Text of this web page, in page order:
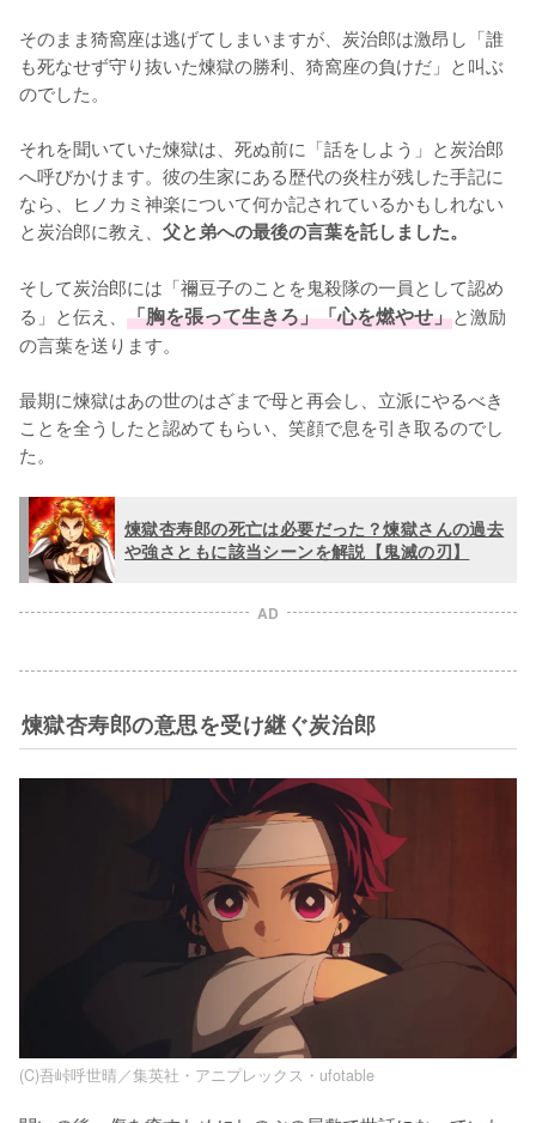
そのまま猗窩座は逃げてしまいますが、炭治郎は激昂し「誰
も死なせず守り抜いた煉獄の勝利、猗窩座の負けだ」と叫ぶ
のでした。
それを聞いていた煉獄は、死ぬ前に「話をしよう」と炭治郎
へ呼びかけます。彼の生家にある歴代の炎柱が残した手記に
なら、ヒノカミ神楽について何か記されているかもしれない
と炭治郎に教え、 父と弟への最後の言葉を託しました。
そして炭治郎には「禰豆子のことを鬼殺隊の一員として認め
る」と伝え、 「胸を張って生きろ」「心を燃やせ」と激励
の言葉を送ります。
最期に煉獄はあの世のはざまで母と再会し、立派にやるべき
ことを全うしたと認めてもらい、笑顔で息を引き取るのでし
た。
煉獄杏寿郎の死亡は必要だった？煉獄さんの過去
や強さともに該当シーンを解説【鬼滅の刃】
AD
煉獄杏寿郎の意思を受け継ぐ炭治郎
(C)吾峠呼世晴／集英社・アニプレックス・ufotable